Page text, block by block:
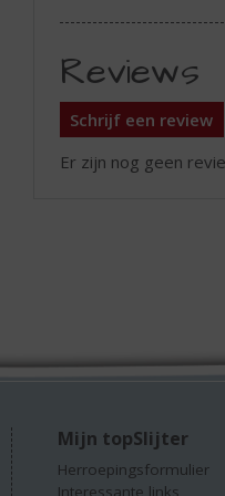
Reviews
Schrijf een review
Er zijn nog geen
Mijn topSlijter
Herroepingsformulier
Interessante links